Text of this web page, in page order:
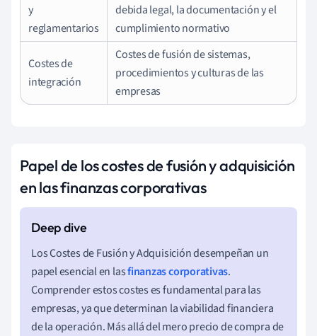
y
reglamentarios
debida legal, la documentación y el
cumplimiento normativo
Costes de
integración
Costes de fusión de sistemas,
procedimientos y culturas de las
empresas
Papel de los costes de fusión y adquisición
en las finanzas corporativas
Los Costes de Fusión y Adquisición desempeñan un
papel esencial en lasfinanzas corporativas.
Comprender estos costes es fundamental para las
empresas, ya que determinan la viabilidad financiera
de la operación. Más allá del mero precio de compra de